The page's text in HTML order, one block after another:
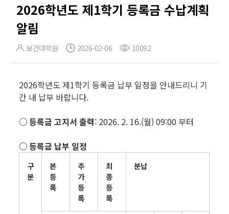
2026학년도 제1학기 등록금 수납계획
알림
보건대학원 2026-02-06 10092
2026학년도 제1학기 등록금 납부 일정을 안내드리니 기
간 내 납부 바랍니다.
○ 등록금 고지서 출력: 2026. 2. 16.(월) 09:00 부터
○ 등록금 납부 일정
구
분
본
등
록
추
가
등
록
최
종
등
록
분납